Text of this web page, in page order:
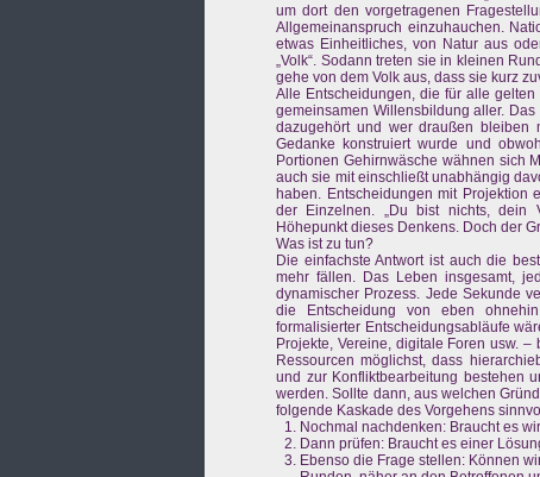
um dort den vorgetragenen
Allgemeinanspruch einzuhauchen.
etwas Einheitliches, von Natur aus
„Volk“. Sodann treten sie in kleinen
gehe von dem Volk aus, dass sie kurz
Alle Entscheidungen, die für alle
gemeinsamen Willensbildung aller.
dazugehört und wer draußen
Gedanke konstruiert wurde und
Portionen Gehirnwäsche wähnen sich
auch sie mit einschließt unabhängig
haben. Entscheidungen mit Projektion
der Einzelnen. „Du bist nichts, dein
Höhepunkt dieses Denkens. Doch der
Was ist zu tun?
Die einfachste Antwort ist auch die
mehr fällen. Das Leben insgesamt,
dynamischer Prozess. Jede Sekunde
die Entscheidung von eben
formalisierter Entscheidungsabläufe
Projekte, Vereine, digitale Foren usw.
Ressourcen möglichst, dass
und zur Konfliktbearbeitung bestehen
werden. Sollte dann, aus welchen
folgende Kaskade des Vorgehens
Nochmal nachdenken: Braucht es
Dann prüfen: Braucht es einer
Ebenso die Frage stellen: Können